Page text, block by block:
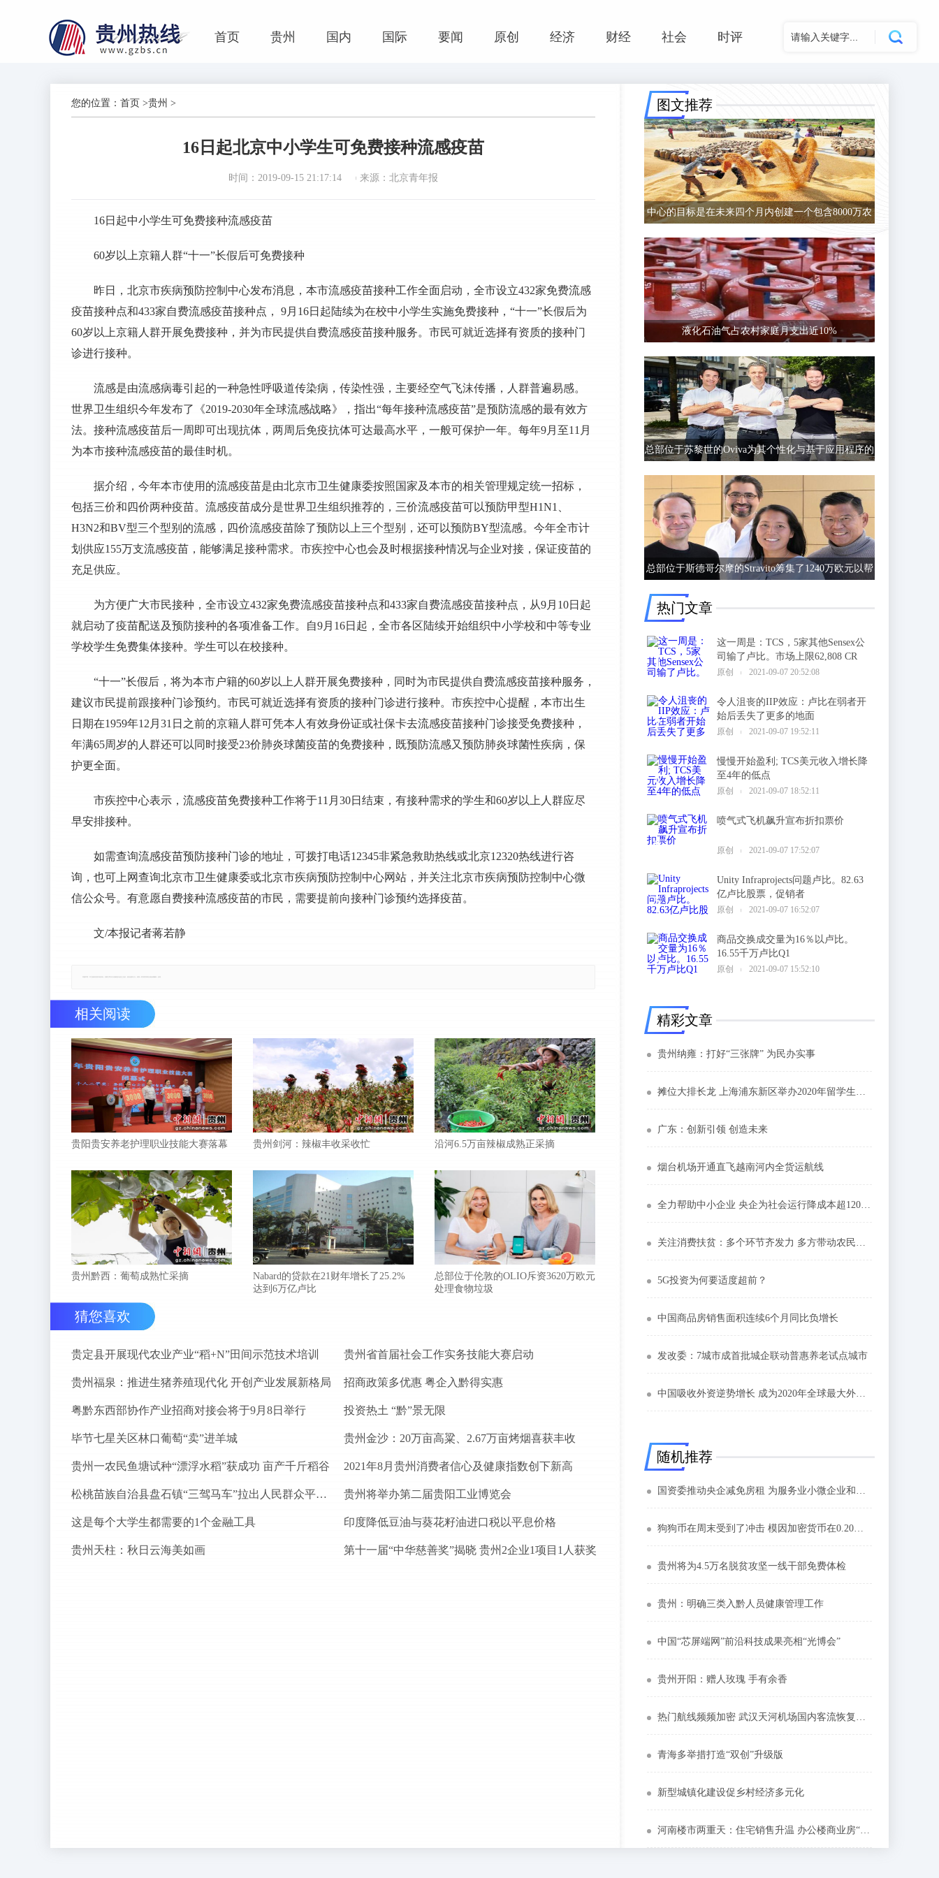
首页 贵州 国内 国际 要闻 原创 经济 财经 社会 时评
您的位置： 首页 >贵州 >
16日起北京中小学生可免费接种流感疫苗
时间：2019-09-15 21:17:14 来源：北京青年报
16日起中小学生可免费接种流感疫苗
60岁以上京籍人群“十一”长假后可免费接种
昨日，北京市疾病预防控制中心发布消息，本市流感疫苗接种工作全面启动，全市设立432家免费流感
疫苗接种点和433家自费流感疫苗接种点， 9月16日起陆续为在校中小学生实施免费接种，“十一”长假后为
60岁以上京籍人群开展免费接种，并为市民提供自费流感疫苗接种服务。市民可就近选择有资质的接种门
诊进行接种。
流感是由流感病毒引起的一种急性呼吸道传染病，传染性强，主要经空气飞沫传播，人群普遍易感。
世界卫生组织今年发布了《2019-2030年全球流感战略》，指出“每年接种流感疫苗”是预防流感的最有效方
法。接种流感疫苗后一周即可出现抗体，两周后免疫抗体可达最高水平，一般可保护一年。每年9月至11月
为本市接种流感疫苗的最佳时机。
据介绍，今年本市使用的流感疫苗是由北京市卫生健康委按照国家及本市的相关管理规定统一招标，
包括三价和四价两种疫苗。流感疫苗成分是世界卫生组织推荐的，三价流感疫苗可以预防甲型H1N1、
H3N2和BV型三个型别的流感，四价流感疫苗除了预防以上三个型别，还可以预防BY型流感。今年全市计
划供应155万支流感疫苗，能够满足接种需求。市疾控中心也会及时根据接种情况与企业对接，保证疫苗的
充足供应。
为方便广大市民接种，全市设立432家免费流感疫苗接种点和433家自费流感疫苗接种点，从9月10日起
就启动了疫苗配送及预防接种的各项准备工作。自9月16日起，全市各区陆续开始组织中小学校和中等专业
学校学生免费集体接种。学生可以在校接种。
“十一”长假后，将为本市户籍的60岁以上人群开展免费接种，同时为市民提供自费流感疫苗接种服务，
建议市民提前跟接种门诊预约。市民可就近选择有资质的接种门诊进行接种。市疾控中心提醒，本市出生
日期在1959年12月31日之前的京籍人群可凭本人有效身份证或社保卡去流感疫苗接种门诊接受免费接种，
年满65周岁的人群还可以同时接受23价肺炎球菌疫苗的免费接种，既预防流感又预防肺炎球菌性疾病，保
护更全面。
市疾控中心表示，流感疫苗免费接种工作将于11月30日结束，有接种需求的学生和60岁以上人群应尽
早安排接种。
如需查询流感疫苗预防接种门诊的地址，可拨打电话12345非紧急救助热线或北京12320热线进行咨
询，也可上网查询北京市卫生健康委或北京市疾病预防控制中心网站，并关注北京市疾病预防控制中心微
信公众号。有意愿自费接种流感疫苗的市民，需要提前向接种门诊预约选择疫苗。
文/本报记者蒋若静
相关阅读
贵阳贵安养老护理职业技能大赛落幕 贵州剑河：辣椒丰收采收忙 沿河6.5万亩辣椒成熟正采摘
贵州黔西：葡萄成熟忙采摘
Nabard的贷款在21财年增长了25.2%
达到6万亿卢比
总部位于伦敦的OLIO斥资3620万欧元
处理食物垃圾
猜您喜欢
贵定县开展现代农业产业“稻+N”田间示范技术培训 贵州省首届社会工作实务技能大赛启动
贵州福泉：推进生猪养殖现代化 开创产业发展新格局 招商政策多优惠 粤企入黔得实惠
粤黔东西部协作产业招商对接会将于9月8日举行 投资热土 “黔”景无限
毕节七星关区林口葡萄“卖”进羊城 贵州金沙：20万亩高粱、2.67万亩烤烟喜获丰收
贵州一农民鱼塘试种“漂浮水稻”获成功 亩产千斤稻谷 2021年8月贵州消费者信心及健康指数创下新高
松桃苗族自治县盘石镇“三驾马车”拉出人民群众平安幸福生活 贵州将举办第二届贵阳工业博览会
这是每个大学生都需要的1个金融工具 印度降低豆油与葵花籽油进口税以平息价格
贵州天柱：秋日云海美如画 第十一届“中华慈善奖”揭晓 贵州2企业1项目1人获奖
图文推荐
中心的目标是在未来四个月内创建一个包含8000万农
液化石油气占农村家庭月支出近10%
总部位于苏黎世的Oviva为其个性化与基于应用程序的
总部位于斯德哥尔摩的Stravito筹集了1240万欧元以帮
热门文章
这一周是：TCS，5家其他Sensex公
司输了卢比。市场上限62,808 CR
原创 2021-09-07 20:52:08
1
令人沮丧的IIP效应：卢比在弱者开
始后丢失了更多的地面
原创 2021-09-07 19:52:11
2
慢慢开始盈利; TCS美元收入增长降
至4年的低点
原创 2021-09-07 18:52:11
3
喷气式飞机飙升宣布折扣票价
原创 2021-09-07 17:52:07
4
Unity Infraprojects问题卢比。82.63
亿卢比股票，促销者
原创 2021-09-07 16:52:07
5
商品交换成交量为16％以卢比。
16.55千万卢比Q1
原创 2021-09-07 15:52:10
6
精彩文章
贵州纳雍：打好“三张牌” 为民办实事
摊位大排长龙 上海浦东新区举办2020年留学生专场招聘会
广东：创新引领 创造未来
烟台机场开通直飞越南河内全货运航线
全力帮助中小企业 央企为社会运行降成本超1200亿元
关注消费扶贫：多个环节齐发力 多方带动农民增收
5G投资为何要适度超前？
中国商品房销售面积连续6个月同比负增长
发改委：7城市成首批城企联动普惠养老试点城市
中国吸收外资逆势增长 成为2020年全球最大外资流入国
随机推荐
国资委推动央企减免房租 为服务业小微企业和个体工商户减负
狗狗币在周末受到了冲击 模因加密货币在0.20美元遇到阻力并且未能保持在该水平之上
贵州将为4.5万名脱贫攻坚一线干部免费体检
贵州：明确三类入黔人员健康管理工作
中国“芯屏端网”前沿科技成果亮相“光博会”
贵州开阳：赠人玫瑰 手有余香
热门航线频频加密 武汉天河机场国内客流恢复九成
青海多举措打造“双创”升级版
新型城镇化建设促乡村经济多元化
河南楼市两重天：住宅销售升温 办公楼商业房“入冬”